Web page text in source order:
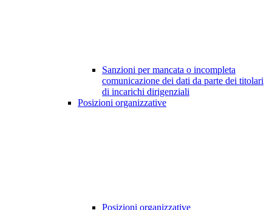
Sanzioni per mancata o incompleta
comunicazione dei dati da parte dei titolari
di incarichi dirigenziali
Posizioni organizzative
Posizioni organizzative